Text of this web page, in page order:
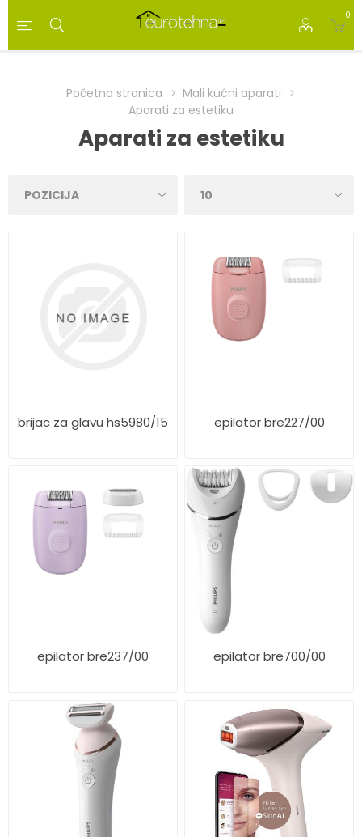
0
Početna stranica
Mali kućni aparati
Aparati za estetiku
Aparati za estetiku
brijac za glavu hs5980/15 epilator bre227/00
epilator bre237/00 epilator bre700/00